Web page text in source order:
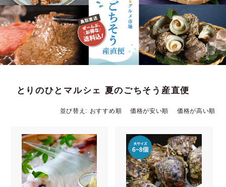
とりのひとマルシェ 夏のごちそう産直便
並び替え おすすめ順 価格が安い順 価格が高い順